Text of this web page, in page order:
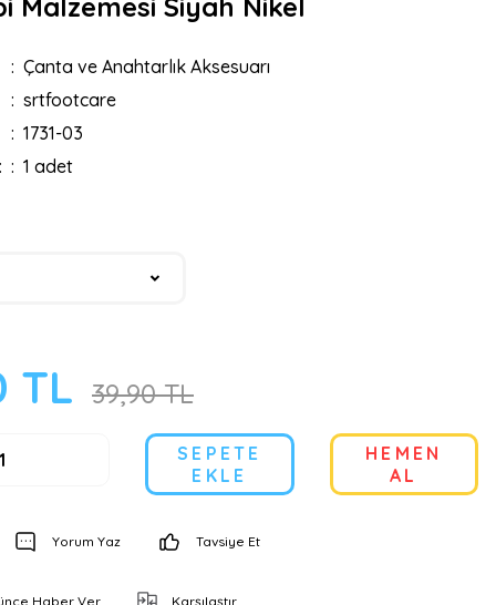
Malzemesi Siyah Nikel
Çanta ve Anahtarlık Aksesuarı
srtfootcare
1731-03
1 adet
TL 39,90 TL
SEPETE
EKLE
HEMEN
AL
Yorum Yaz Tavsiye Et
Haber Ver Karşılaştır